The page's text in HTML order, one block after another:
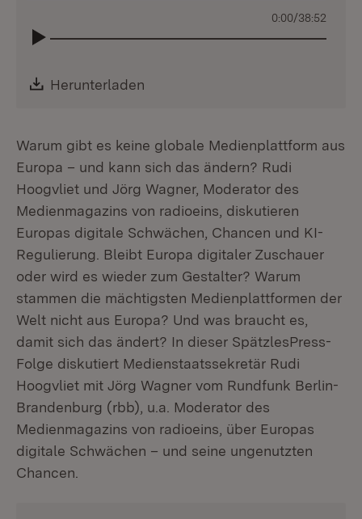
0:00/38:52
Download:
Herunterladen
Warum gibt es keine globale Medienplattform aus
Europa – und kann sich das ändern? Rudi
Hoogvliet und Jörg Wagner, Moderator des
Medienmagazins von radioeins, diskutieren
Europas digitale Schwächen, Chancen und KI-
Regulierung. Bleibt Europa digitaler Zuschauer
oder wird es wieder zum Gestalter? Warum
stammen die mächtigsten Medienplattformen der
Welt nicht aus Europa? Und was braucht es,
damit sich das ändert? In dieser SpätzlesPress-
Folge diskutiert Medienstaatssekretär Rudi
Hoogvliet mit Jörg Wagner vom Rundfunk Berlin-
Brandenburg (rbb), u.a. Moderator des
Medienmagazins von radioeins, über Europas
digitale Schwächen – und seine ungenutzten
Chancen.